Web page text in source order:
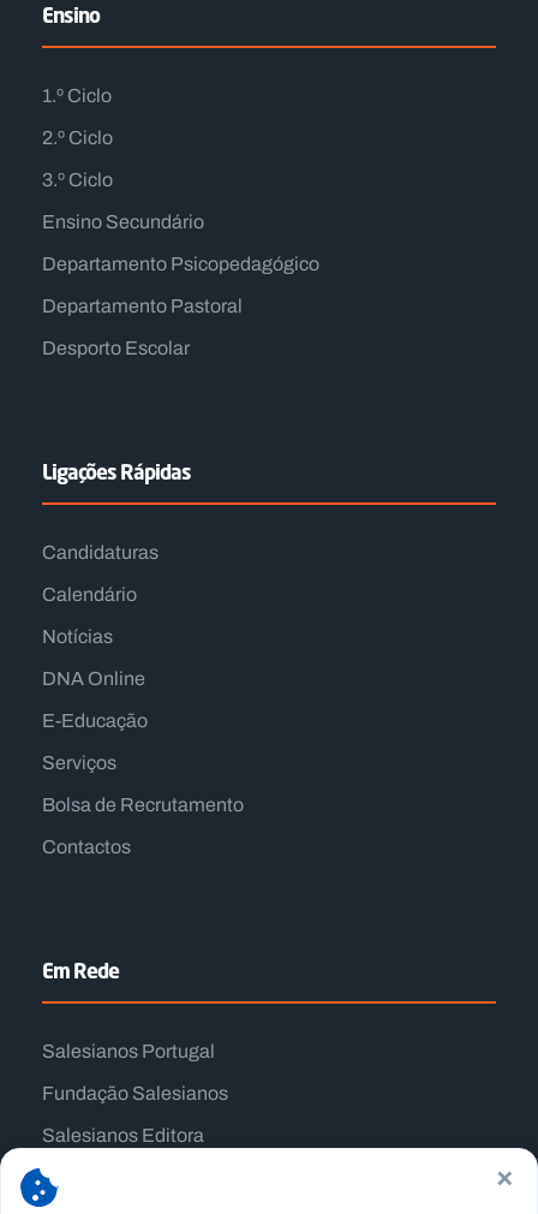
Ensino
1.º Ciclo
2.º Ciclo
3.º Ciclo
Ensino Secundário
Departamento Psicopedagógico
Departamento Pastoral
Desporto Escolar
Ligações Rápidas
Candidaturas
Calendário
Notícias
DNA Online
E-Educação
Serviços
Bolsa de Recrutamento
Contactos
Em Rede
Salesianos Portugal
Fundação Salesianos
Salesianos Editora
Família Salesiana
×